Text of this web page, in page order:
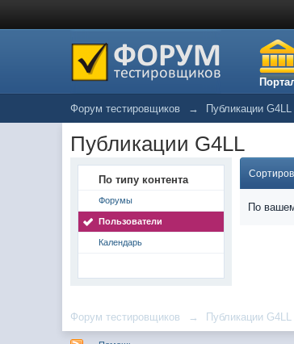
Форум тестировщиков → Публикации G4LL
Публикации G4LL
По типу контента
Форумы
Пользователи
Календарь
По
Форум тестировщиков → Публикации G4LL